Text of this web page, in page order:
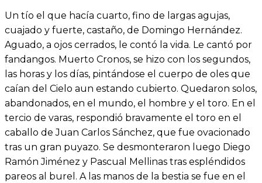
Un tío el que hacía cuarto, fino de largas agujas,
cuajado y fuerte, castaño, de Domingo Hernández.
Aguado, a ojos cerrados, le contó la vida. Le cantó por
fandangos. Muerto Cronos, se hizo con los segundos,
las horas y los días, pintándose el cuerpo de oles que
caían del Cielo aun estando cubierto. Quedaron solos,
abandonados, en el mundo, el hombre y el toro. En el
tercio de varas, respondió bravamente el toro en el
caballo de Juan Carlos Sánchez, que fue ovacionado
tras un gran puyazo. Se desmonteraron luego Diego
Ramón Jiménez y Pascual Mellinas tras espléndidos
pareos al burel. A las manos de la bestia se fue en el